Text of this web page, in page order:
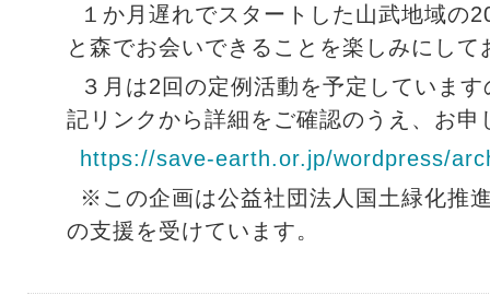
１か月遅れでスタートした山武地域の
と森でお会いできることを楽しみにして
３月は2回の定例活動を予定していま
記リンクから詳細をご確認のうえ、お申
https://save-earth.or.jp/wordpress/
※この企画は公益社団法人国土緑化推
の支援を受けています。